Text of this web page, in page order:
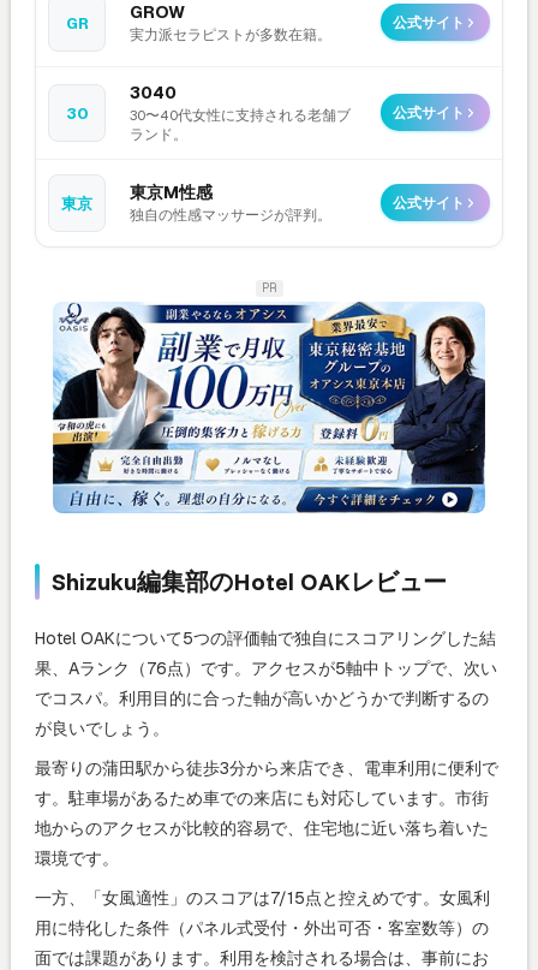
GR GROW
実力派セラピストが多数在籍。
公式サイト
30
3040
30〜40代女性に支持される老舗ブ
ランド。
公式サイト
東京 東京M性感
独自の性感マッサージが評判。
公式サイト
PR
Shizuku編集部のHotel OAKレビュー
Hotel OAKについて5つの評価軸で独自にスコアリングした結
果、Aランク（76点）です。アクセスが5軸中トップで、次い
でコスパ。利用目的に合った軸が高いかどうかで判断するの
が良いでしょう。
最寄りの蒲田駅から徒歩3分から来店でき、電車利用に便利で
す。駐車場があるため車での来店にも対応しています。市街
地からのアクセスが比較的容易で、住宅地に近い落ち着いた
環境です。
一方、「女風適性」のスコアは7/15点と控えめです。女風利
用に特化した条件（パネル式受付・外出可否・客室数等）の
面では課題があります。利用を検討される場合は、事前にお